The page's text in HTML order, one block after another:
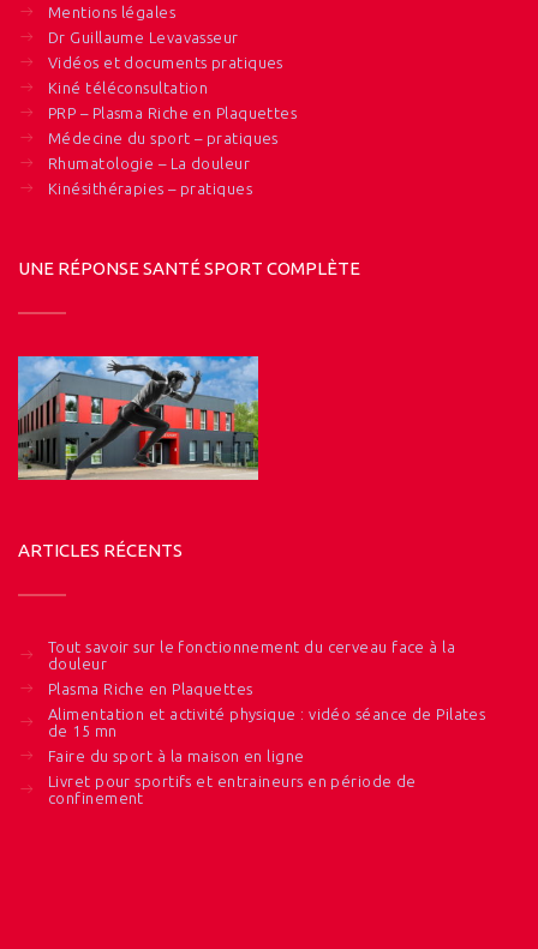
Mentions légales
Dr Guillaume Levavasseur
Vidéos et documents pratiques
Kiné téléconsultation
PRP – Plasma Riche en Plaquettes
Médecine du sport – pratiques
Rhumatologie – La douleur
Kinésithérapies – pratiques
UNE RÉPONSE SANTÉ SPORT COMPLÈTE
ARTICLES RÉCENTS
Tout savoir sur le fonctionnement du cerveau face à la
douleur
Plasma Riche en Plaquettes
Alimentation et activité physique : vidéo séance de Pilates
de 15 mn
Faire du sport à la maison en ligne
Livret pour sportifs et entraineurs en période de
confinement